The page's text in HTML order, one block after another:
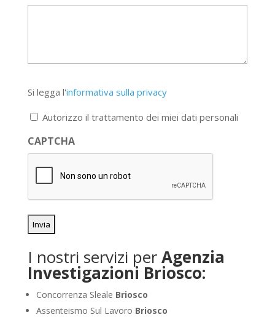
legga
l'informativa
privacy
*
Si legga l'informativa sulla privacy
Autorizzo il trattamento dei miei dati personali
CAPTCHA
I nostri servizi perAgenzia
Investigazioni Briosco:
Concorrenza Sleale Briosco
Assenteismo Sul Lavoro Briosco